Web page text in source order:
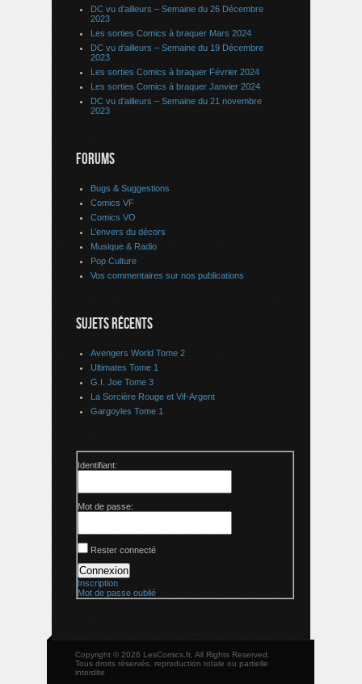
DC vu d’ailleurs – Semaine du 26 Décembre
2023
Les sorties Comics à braquer Mars 2024
DC vu d’ailleurs – Semaine du 19 Décembre
2023
Les sorties Comics à braquer Février 2024
Les sorties Comics à braquer Janvier 2024
DC vu d’ailleurs – Semaine du 21 novembre
2023
FORUMS
Bugs & Suggestions
Comics VF
Comics VO
L’envers du décors
Musique & Radio
Pop Culture
Vos commentaires sur nos publications
SUJETS RÉCENTS
Avengers World Tome 2
Ultimates Tome 1
G.I. Joe Tome 3
La Sorcière Rouge et Vif-Argent
Gargoyles Tome 1
Identifiant:
Mot de passe:
Rester connecté
Connexion
Inscription
Mot de passe oublié
Copyright © 2026 LesComics.fr, All Rights Reserved.
Tous droits réservés, reproduction totale ou partielle
interdite